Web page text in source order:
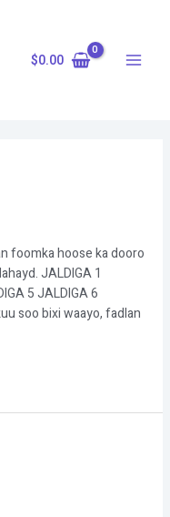
$0.00
Menu
foomka hoose ka dooro
JALDIGA 1
5 JALDIGA 6
soo bixi waayo, fadlan